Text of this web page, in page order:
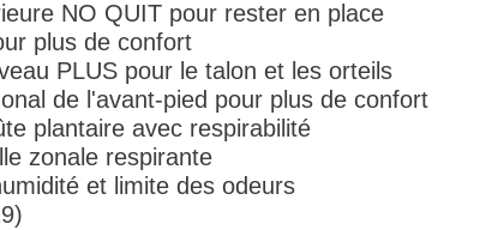
NO QUIT pour rester en place
plus de confort
PLUS pour le talon et les orteils
de l'avant-pied pour plus de confort
plantaire avec respirabilité
zonale respirante
et limite des odeurs